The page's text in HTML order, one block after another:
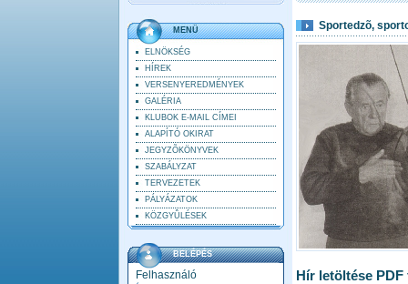
MENÜ
ELNÖKSÉG
HÍREK
VERSENYEREDMÉNYEK
GALÉRIA
KLUBOK E-MAIL CÍMEI
ALAPÍTÓ OKIRAT
JEGYZÕKÖNYVEK
SZABÁLYZAT
TERVEZETEK
PÁLYÁZATOK
KÖZGYÛLÉSEK
BELÉPÉS
Felhasználó
Sportedzõ,
Hír letöltése